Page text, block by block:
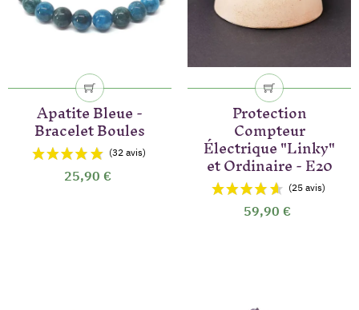
(18 avis)
Apatite Bleue -
Bracelet Boules
25,90 €
Protection
Compteur
Électrique "Linky"
et Ordinaire - E20
59,90 €